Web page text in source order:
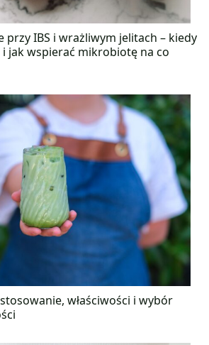
przy IBS i wrażliwym jelitach – kiedy
jak wspierać mikrobiotę na co
właściwości i wybór